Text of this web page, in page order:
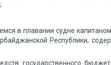
в плавании судне
Республики,
государственного